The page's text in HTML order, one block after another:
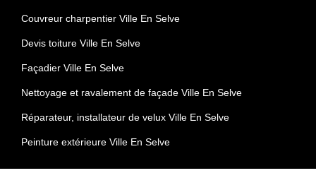
Couvreur charpentier Ville En Selve
Devis toiture Ville En Selve
Façadier Ville En Selve
Nettoyage et ravalement de façade Ville En Selve
Réparateur, installateur de velux Ville En Selve
Peinture extérieure Ville En Selve